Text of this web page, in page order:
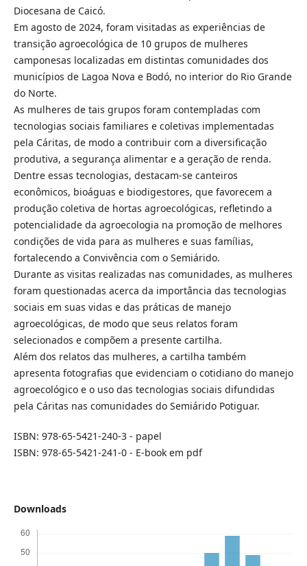
Diocesana de Caicó.
Em agosto de 2024, foram visitadas as experiências de
transição agroecológica de 10 grupos de mulheres
camponesas localizadas em distintas comunidades dos
municípios de Lagoa Nova e Bodó, no interior do Rio Grande
do Norte.
As mulheres de tais grupos foram contempladas com
tecnologias sociais familiares e coletivas implementadas
pela Cáritas, de modo a contribuir com a diversificação
produtiva, a segurança alimentar e a geração de renda.
Dentre essas tecnologias, destacam-se canteiros
econômicos, bioáguas e biodigestores, que favorecem a
produção coletiva de hortas agroecológicas, refletindo a
potencialidade da agroecologia na promoção de melhores
condições de vida para as mulheres e suas famílias,
fortalecendo a Convivência com o Semiárido.
Durante as visitas realizadas nas comunidades, as mulheres
foram questionadas acerca da importância das tecnologias
sociais em suas vidas e das práticas de manejo
agroecológicas, de modo que seus relatos foram
selecionados e compõem a presente cartilha.
Além dos relatos das mulheres, a cartilha também
apresenta fotografias que evidenciam o cotidiano do manejo
agroecológico e o uso das tecnologias sociais difundidas
pela Cáritas nas comunidades do Semiárido Potiguar.
ISBN: 978-65-5421-240-3 - papel
ISBN: 978-65-5421-241-0 - E-book em pdf
Downloads